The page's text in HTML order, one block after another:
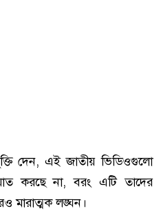
দেন, এই জাতীয় ভিডিওগুলো
করছে না, বরং এটি তাদের
মারাত্মক লঙ্ঘন।